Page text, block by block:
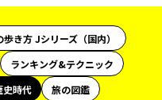
歩き方 Jシリーズ（国内）
ランキング&テクニック
史時代
旅の図鑑